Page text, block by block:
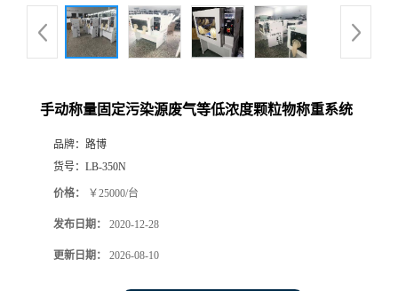
品
手动称量固定污染源废气等低浓度颗粒物称重系统
品牌： 路博
货号： LB-350N
价格： ￥25000/台
发布日期： 2020-12-28
更新日期： 2026-08-10